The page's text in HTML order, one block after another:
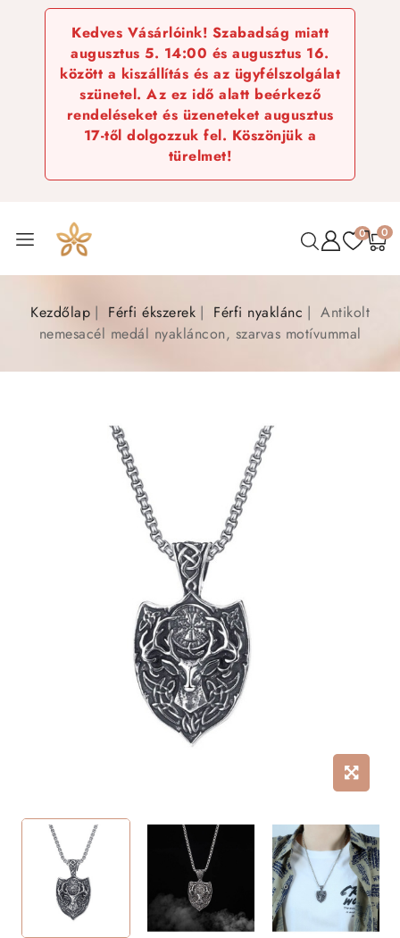
Kedves Vásárlóink! Szabadság miatt
augusztus 5. 14:00 és augusztus 16.
között a kiszállítás és az ügyfélszolgálat
szünetel. Az ez idő alatt beérkező
rendeléseket és üzeneteket augusztus
17-től dolgozzuk fel. Köszönjük a
türelmet!
0 0
Kezdőlap Férfi ékszerek Férfi nyaklánc
Antikolt
nemesacél medál nyakláncon, szarvas motívummal